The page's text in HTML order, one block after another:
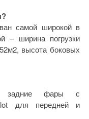
самой широкой в
– ширина погрузки
высота боковых
и задние фары с
для передней и